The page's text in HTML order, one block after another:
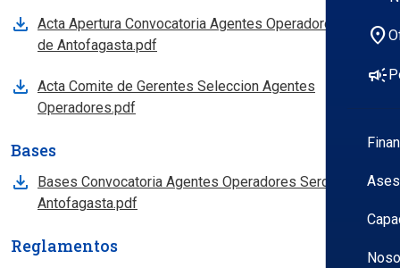
location_on
campaign
Acta Apertura Convocatoria Agentes Operadores Region
de Antofagasta.pdf
Acta Comite de Gerentes Seleccion Agentes
Operadores.pdf
Bases
Bases Convocatoria Agentes Operadores Sercotec
Antofagasta.pdf
Reglamentos